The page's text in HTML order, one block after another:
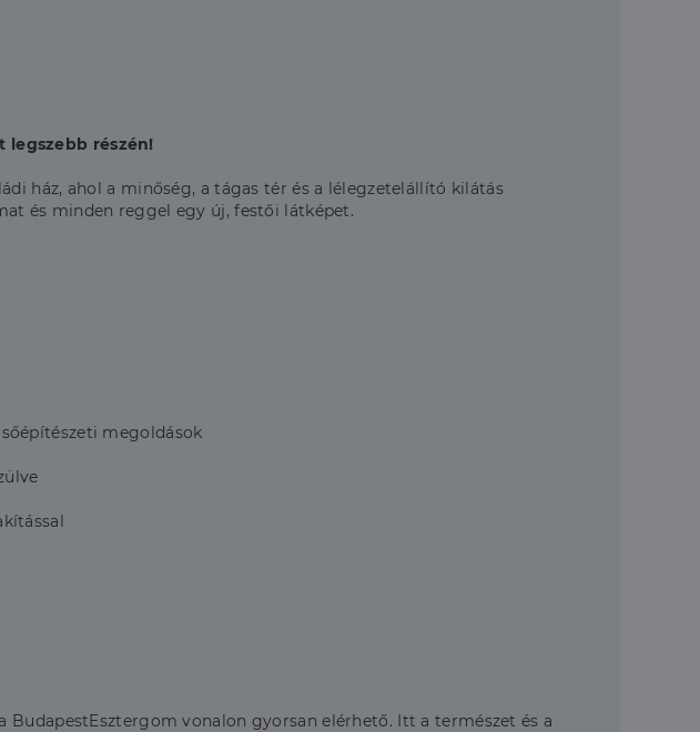
legszebb részén!
ház, ahol a minőség, a tágas tér és a lélegzetelállító kilátás
és minden reggel egy új, festői látképet.
megoldások
vonalon gyorsan elérhető. Itt a természet és a